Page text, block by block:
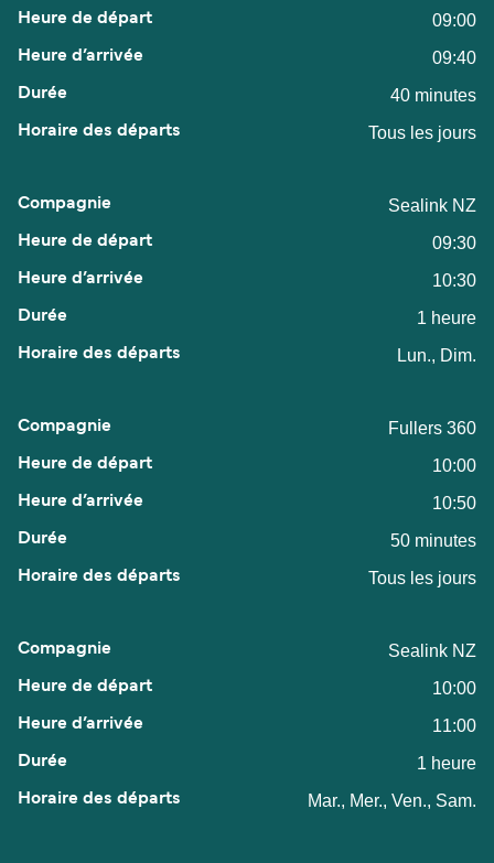
09:00
09:40
40 minutes
Tous les jours
Sealink NZ
09:30
10:30
1 heure
Lun., Dim.
Fullers 360
10:00
10:50
50 minutes
Tous les jours
Sealink NZ
10:00
11:00
1 heure
Mar., Mer., Ven., Sam.